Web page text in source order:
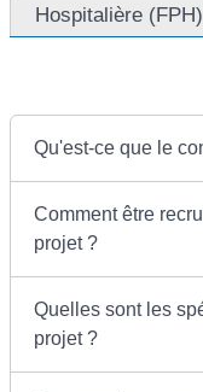
Hospitalière (FPH)
Qu'est-ce que le
Comment être
projet ?
Quelles sont les
projet ?